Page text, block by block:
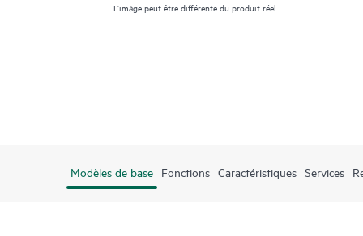
L’image peut être différente du produit réel
Modèles de base Fonctions Caractéristiques Services